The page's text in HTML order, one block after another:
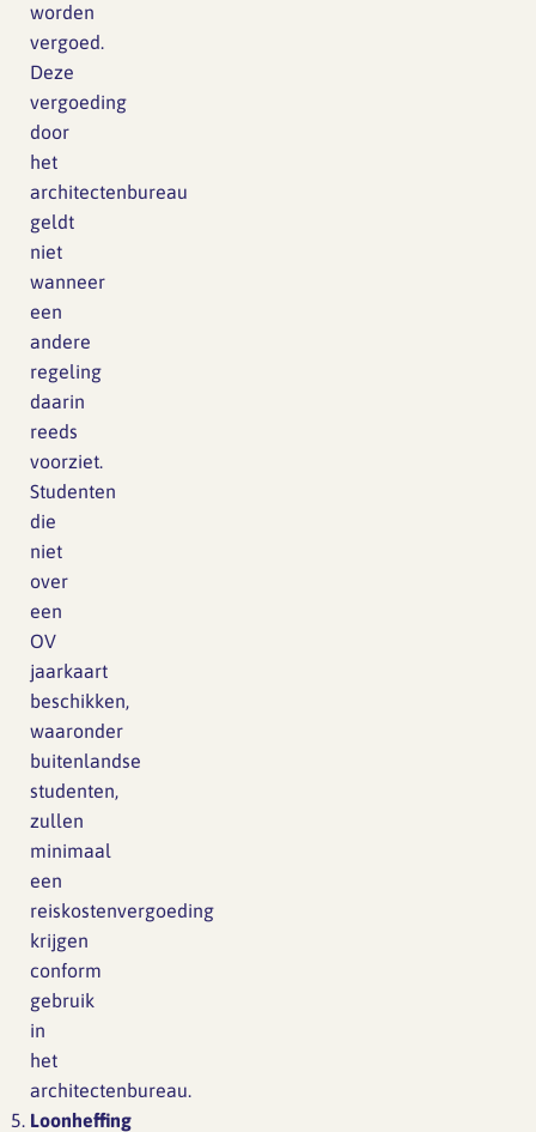
worden
vergoed.
Deze
vergoeding
door
het
architectenbureau
geldt
niet
wanneer
een
andere
regeling
daarin
reeds
voorziet.
Studenten
die
niet
over
een
OV
jaarkaart
beschikken,
waaronder
buitenlandse
studenten,
zullen
minimaal
een
reiskostenvergoeding
krijgen
conform
gebruik
in
het
architectenbureau.
Loonheffing